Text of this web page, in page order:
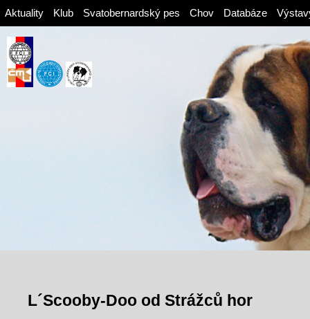
Aktuality Klub Svatobernardský pes Chov Databáze
L´Scooby-Doo od Strážců hor